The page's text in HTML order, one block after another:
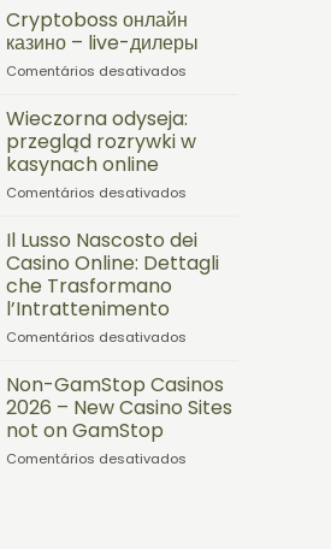
casino
Türkiye’de
–
ödeme
para
çekme
yöntemleri
Cryptoboss онлайн
казино – live-дилеры
Comentários desativadosem
онлайн
казино
–
дилеры
Wieczorna odyseja:
przegląd rozrywki w
kasynach online
Comentários desativadosem
odyseja:
przegląd
rozrywki
online
Il Lusso Nascosto dei
Casino Online: Dettagli
che Trasformano
l’Intrattenimento
Comentários desativadosem
Lusso
Nascosto
dei
Online:
Non-GamStop Casinos
2026 – New Casino Sites
not on GamStop
Comentários desativadosem